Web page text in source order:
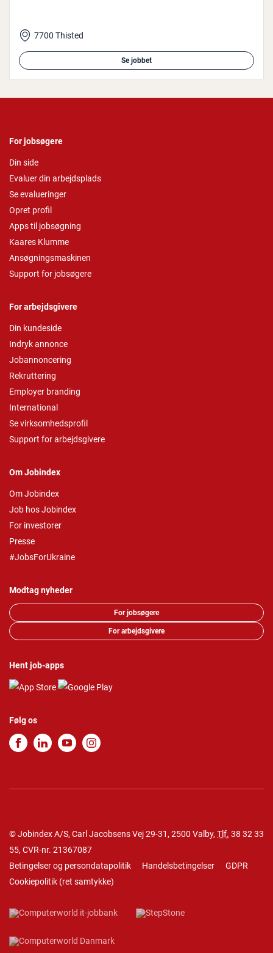
7700 Thisted
Se jobbet
For jobsøgere
Din side
Evaluer din arbejdsplads
Se evalueringer
Opret profil
Apps til jobsøgning
Kaares Klumme
Ansøgningsmaskinen
Support for jobsøgere
For arbejdsgivere
Din kundeside
Indryk annonce
Jobannoncering
Rekruttering
Employer branding
International
Se virksomhedsprofil
Support for arbejdsgivere
Om Jobindex
Om Jobindex
Job hos Jobindex
For investorer
Presse
#JobsForUkraine
Modtag nyheder
For jobsøgere
For arbejdsgivere
Hent job-apps
Følg os
© Jobindex A/S, Carl Jacobsens Vej 29-31, 2500 Valby, Tlf. 38 32 33
55, CVR-nr. 21367087
Betingelser og persondatapolitik
Handelsbetingelser
GDPR
Cookiepolitik (ret samtykke)